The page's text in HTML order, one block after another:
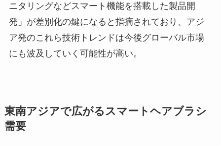
ニタリングなどスマート機能を搭載した製品開
発」が差別化の鍵になると指摘されており、アジ
ア発のこれら技術トレンドは今後グローバル市場
にも波及していく可能性が高い。
東南アジアで広がるスマートヘアブラシ
需要